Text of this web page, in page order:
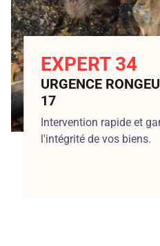
EXPERT 34
URGENCE
17
Intervention rapide et
l'intégrité de vos biens.